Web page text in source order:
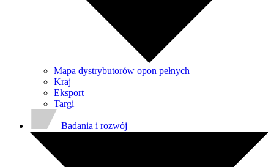
Mapa dystrybutorów opon pełnych
Kraj
Eksport
Targi
Badania i rozwój